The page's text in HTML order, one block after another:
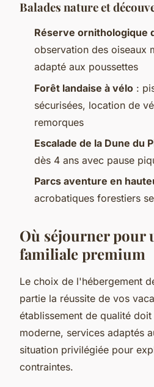
Balades nature et
Réserve ornithologique
observation des oiseaux
adapté aux poussettes
Forêt landaise à vélo :
sécurisées, location de
remorques
Escalade de la Dune du
dès 4 ans avec pause
Parcs aventure en
acrobatiques forestiers
Où séjourner pour
familiale premium
Le choix de l'hébergement
partie la réussite de vos
établissement de qualité
moderne, services adaptés
situation privilégiée pour
contraintes.